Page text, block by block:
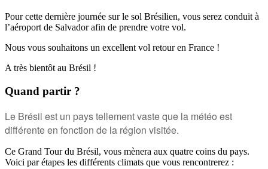
Pour cette dernière journée sur le sol Brésilien, vous serez conduit à
l’aéroport de Salvador afin de prendre votre vol.
Nous vous souhaitons un excellent vol retour en France !
A très bientôt au Brésil !
Quand partir ?
Le Brésil est un pays tellement vaste que la météo est
différente en fonction de la région visitée.
Ce Grand Tour du Brésil, vous mènera aux quatre coins du pays.
Voici par étapes les différents climats que vous rencontrerez :